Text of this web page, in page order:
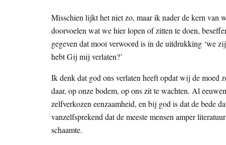
Misschien lijkt het niet zo, maar ik nader de kern van
doorvoelen wat we hier lopen of zitten te doen,
gegeven dat mooi verwoord is in de uitdrukking ‘we
hebt Gij mij verlaten?’
Ik denk dat god ons verlaten heeft opdat wij de
daar, op onze bodem, op ons zit te wachten. Al
zelfverkozen eenzaamheid, en bij god is dat de bede
vanzelfsprekend dat de meeste mensen amper
schaamte.